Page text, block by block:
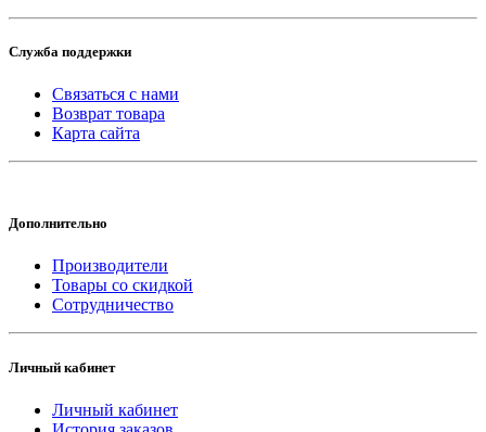
Служба поддержки
Связаться с нами
Возврат товара
Карта сайта
Дополнительно
Производители
Товары со скидкой
Сотрудничество
Личный кабинет
Личный кабинет